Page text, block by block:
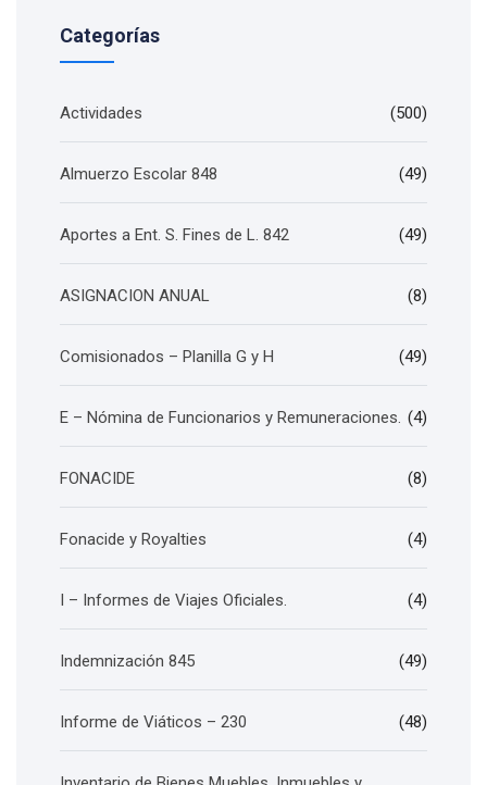
Categorías
Actividades (500)
Almuerzo Escolar 848 (49)
Aportes a Ent. S. Fines de L. 842 (49)
ASIGNACION ANUAL (8)
Comisionados – Planilla G y H (49)
E – Nómina de Funcionarios y Remuneraciones. (4)
FONACIDE (8)
Fonacide y Royalties (4)
I – Informes de Viajes Oficiales. (4)
Indemnización 845 (49)
Informe de Viáticos – 230 (48)